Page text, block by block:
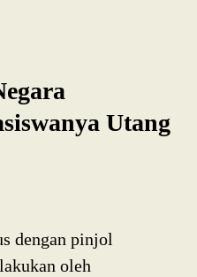
Utang
dengan pinjol
oleh